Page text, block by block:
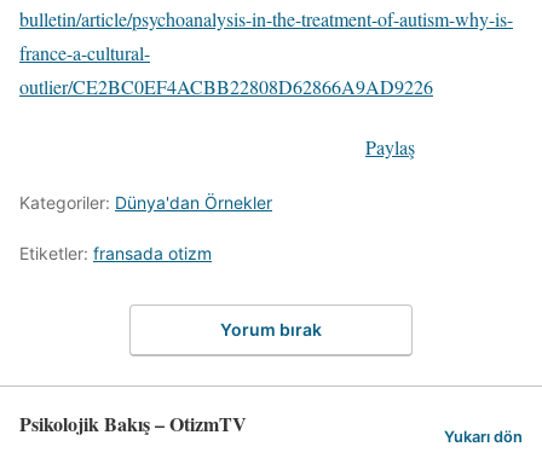
bulletin/article/psychoanalysis-in-the-treatment-of-autism-why-is-
france-a-cultural-
outlier/CE2BC0EF4ACBB22808D62866A9AD9226
Paylaş
Kategoriler: Dünya'dan Örnekler
Etiketler: fransada otizm
Yorum bırak
Psikolojik Bakış – OtizmTV Yukarı dön